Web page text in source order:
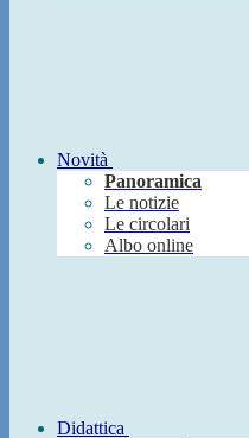
Novità
Panoramica
Le notizie
Le circolari
Albo online
Didattica